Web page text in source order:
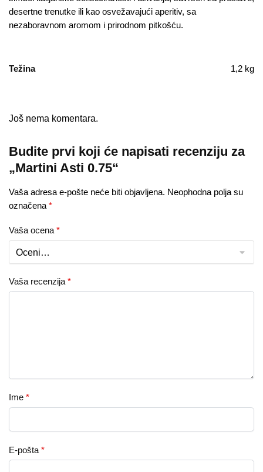
desertne trenutke ili kao osvežavajući aperitiv, sa
nezaboravnom aromom i prirodnom pitkošću.
Težina 1,2 kg
Još nema komentara.
Budite prvi koji će napisati recenziju za
„Martini Asti 0.75“
Vaša adresa e-pošte neće biti objavljena. Neophodna polja su
označena *
Vaša ocena *
Vaša recenzija *
Ime *
E-pošta *